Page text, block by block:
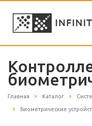
Главная Каталог
Биометрические